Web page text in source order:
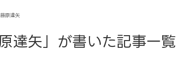
藤原達矢
原達矢」が書いた記事一覧